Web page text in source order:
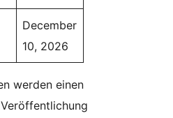
December
10, 2026
werden einen